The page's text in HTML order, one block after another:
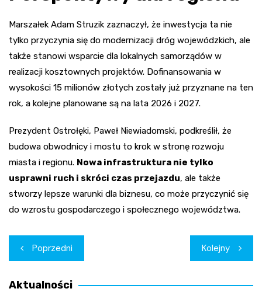
Marszałek Adam Struzik zaznaczył, że inwestycja ta nie
tylko przyczynia się do modernizacji dróg wojewódzkich, ale
także stanowi wsparcie dla lokalnych samorządów w
realizacji kosztownych projektów. Dofinansowania w
wysokości 15 milionów złotych zostały już przyznane na ten
rok, a kolejne planowane są na lata 2026 i 2027.
Prezydent Ostrołęki, Paweł Niewiadomski, podkreślił, że
budowa obwodnicy i mostu to krok w stronę rozwoju
miasta i regionu. Nowa infrastruktura nie tylko
usprawni ruch i skróci czas przejazdu, ale także
stworzy lepsze warunki dla biznesu, co może przyczynić się
do wzrostu gospodarczego i społecznego województwa.
Nawigacja
wpisu
Poprzedni Kolejny
Aktualności